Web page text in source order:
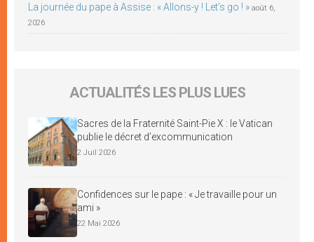
La journée du pape à Assise : « Allons-y ! Let’s go ! » août 6,
2026
ACTUALITÉS LES PLUS LUES
Sacres de la Fraternité Saint-Pie X : le Vatican
publie le décret d’excommunication
2 Juil 2026
Confidences sur le pape : « Je travaille pour un
ami »
22 Mai 2026